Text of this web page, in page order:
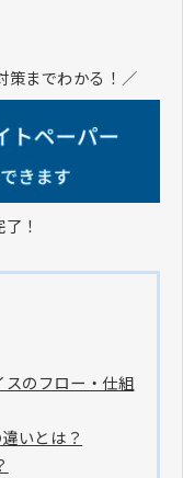
策までわかる！／
！
のフロー・仕組
いとは？